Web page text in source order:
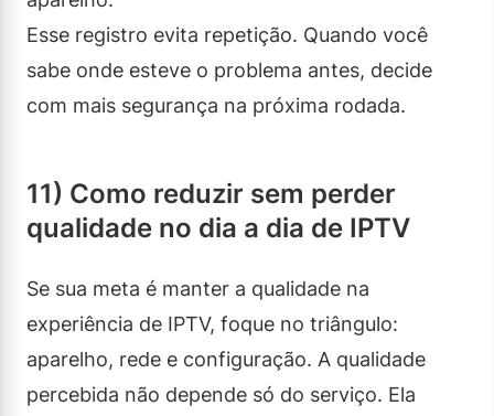
Esse registro evita repetição. Quando você
sabe onde esteve o problema antes, decide
com mais segurança na próxima rodada.
11) Como reduzir sem perder
qualidade no dia a dia de IPTV
Se sua meta é manter a qualidade na
experiência de IPTV, foque no triângulo:
aparelho, rede e configuração. A qualidade
percebida não depende só do serviço. Ela